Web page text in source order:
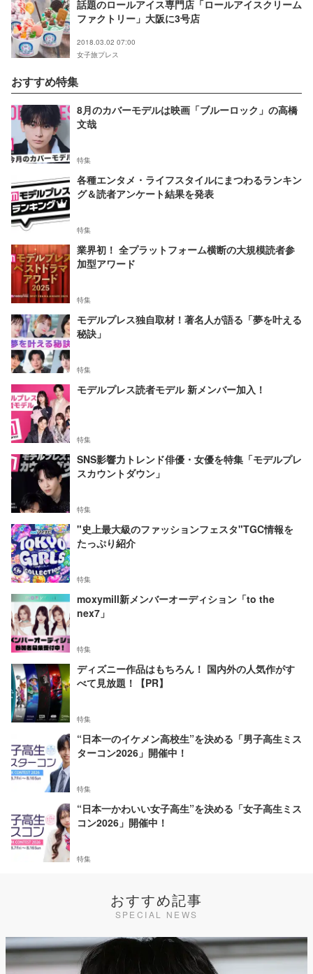
話題のロールアイス専門店「ロールアイスクリーム
ファクトリー」大阪に3号店
2018.03.02 07:00
女子旅プレス
おすすめ特集
8月のカバーモデルは映画「ブルーロック」の高橋
文哉
特集
各種エンタメ・ライフスタイルにまつわるランキン
グ＆読者アンケート結果を発表
特集
業界初！ 全プラットフォーム横断の大規模読者参
加型アワード
特集
モデルプレス独自取材！著名人が語る「夢を叶える
秘訣」
特集
モデルプレス読者モデル 新メンバー加入！
特集
SNS影響力トレンド俳優・女優を特集「モデルプレ
スカウントダウン」
特集
"史上最大級のファッションフェスタ"TGC情報を
たっぷり紹介
特集
moxymill新メンバーオーディション「to the
nex7」
特集
ディズニー作品はもちろん！ 国内外の人気作がす
べて見放題！【PR】
特集
“日本一のイケメン高校生”を決める「男子高生ミス
ターコン2026」開催中！
特集
“日本一かわいい女子高生”を決める「女子高生ミス
コン2026」開催中！
特集
おすすめ記事
SPECIAL NEWS